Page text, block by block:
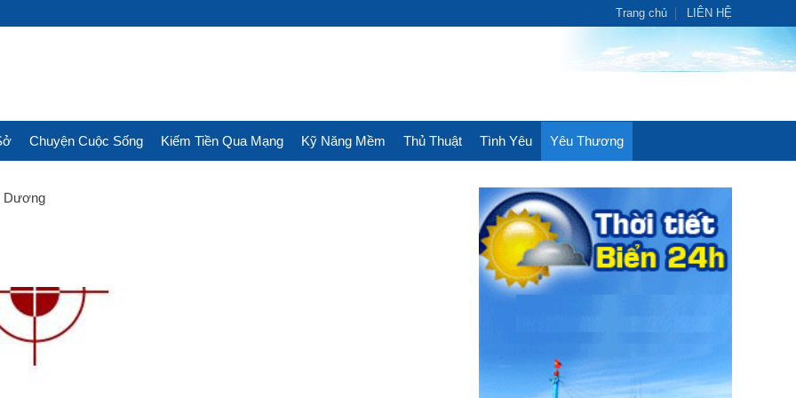
Trang chủ LIÊN HỆ
Chuyện Cuộc Sống Kiếm Tiền Qua Mạng Kỹ Năng Mềm Thủ Thuật Tình Yêu Yêu Thương
Dương